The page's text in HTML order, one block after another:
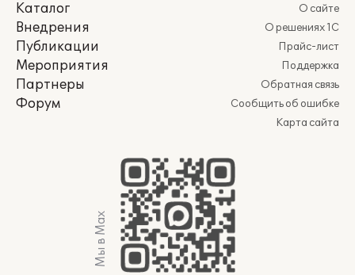
Каталог
Внедрения
Публикации
Мероприятия
Партнеры
Форум
О сайте
О решениях 1С
Прайс-лист
Поддержка
Обратная связь
Сообщить об ошибке
Карта сайта
Мы в Max